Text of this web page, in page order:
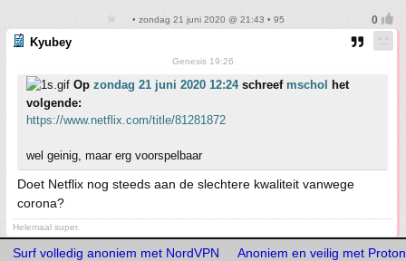
• zondag 21 juni 2020 @ 21:43 • 95
Kyubey
Genesis 19:26
Op zondag 21 juni 2020 12:24schreef mschol
het
volgende:
https://www.netflix.com/title/81281872
wel geinig, maar erg voorspelbaar
Doet Netflix nog steeds aan de slechtere kwaliteit vanwege
corona?
Helemaal super.
Surf volledig anoniem met NordVPN Anoniem en veilig met